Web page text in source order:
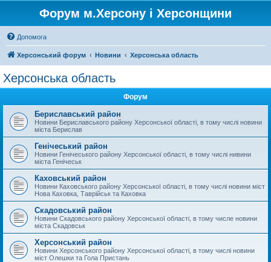
Форум м.Херсону і Херсонщини
Допомога
Херсонський форум Новини Херсонська область
Херсонська область
Форум
Бериславський район
Новини Бериславського району Херсонської області, в тому числі новини
міста Берислав
Генічеський район
Новини Генічеського району Херсонської області, в тому числі нивини
міста Генічеськ
Каховський район
Новини Каховського району Херсонської області, в тому числі новини міст
Нова Каховка, Таврійськ та Каховка
Скадовський район
Новини Скадовського району Херсонської області, в тому числе новини
міста Скадовськ
Херсонський район
Новини Херсонського району Херсонської області, в тому числі новини
міст Олешки та Гола Пристань